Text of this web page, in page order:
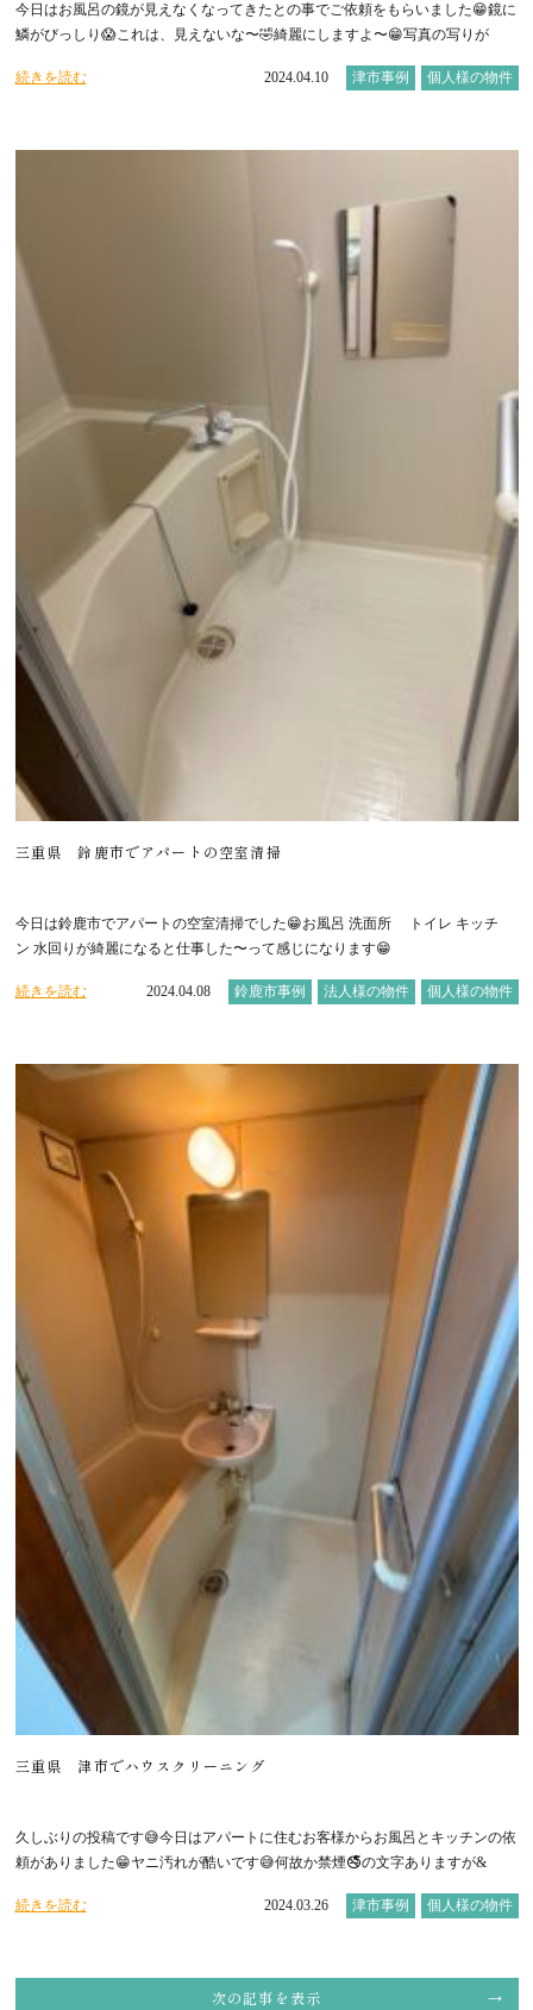
今日はお風呂の鏡が見えなくなってきたとの事でご依頼をもらいました😁鏡に
鱗がびっしり😱これは、見えないな〜🤣綺麗にしますよ〜😁写真の写りが
続きを読む 2024.04.10 津市事例 個人様の物件
三重県 鈴鹿市でアパートの空室清掃
今日は鈴鹿市でアパートの空室清掃でした😁お風呂 洗面所 トイレ キッチ
ン 水回りが綺麗になると仕事した〜って感じになります😁
続きを読む 2024.04.08 鈴鹿市事例 法人様の物件 個人様の物件
三重県 津市でハウスクリーニング
久しぶりの投稿です😅今日はアパートに住むお客様からお風呂とキッチンの依
頼がありました😁ヤニ汚れが酷いです😅何故か禁煙🚭の文字ありますが&
続きを読む 2024.03.26 津市事例 個人様の物件
次の記事を表示